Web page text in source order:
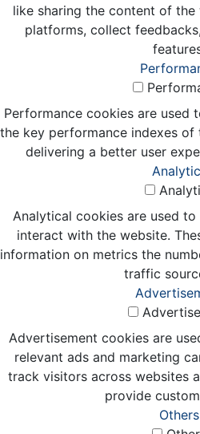
like sharing the content of
platforms, collect
Performance cookies are used
the key performance indexes of
delivering a better user
Analytical cookies are used
interact with the website.
information on metrics the
traffic
Advertisement cookies are
relevant ads and marketing
track visitors across websites
provide
Others